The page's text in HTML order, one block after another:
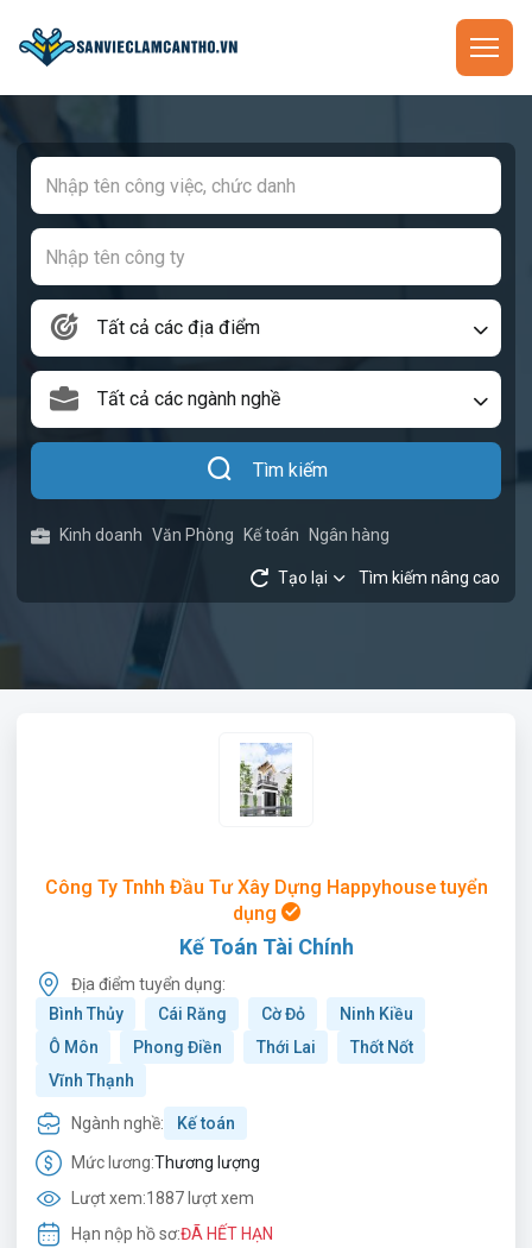
Tất cả các địa điểm
Tất cả các ngành nghề
Tìm kiếm
Kinh doanh Văn Phòng Kế toán Ngân hàng
Tạo lại Tìm kiếm nâng cao
Công Ty Tnhh Đầu Tư Xây Dựng Happyhouse tuyển
dụng
Kế Toán Tài Chính
Địa điểm tuyển dụng:
Bình Thủy
Cái Răng Cờ Đỏ
Ninh Kiều
Ô Môn
Phong Điền Thới Lai
Thốt Nốt
Vĩnh Thạnh
Ngành nghề: Kế toán
Mức lương:Thương lượng
Lượt xem:1887 lượt xem
Hạn nộp hồ sơ:ĐÃ HẾT HẠN